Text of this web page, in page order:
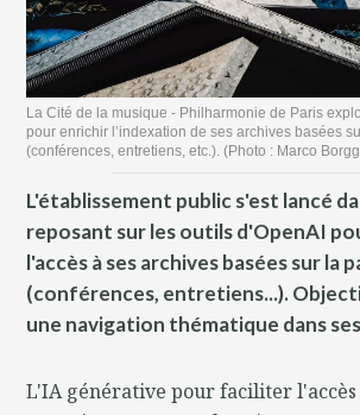
La Cité de la musique - Philharmonie de Paris
pour enrichir l’indexation de ses archives basées
(conférences, entretiens, etc.). (Photo : Marco
L'établissement public s'est lancé
reposant sur les outils d'OpenAI
l'accès à ses archives basées sur la
(conférences, entretiens...).
une navigation thématique dans
L'IA générative pour faciliter l'accès